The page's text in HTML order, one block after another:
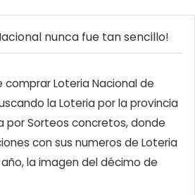
nunca fue tan sencillo!
comprar Loteria Nacional de
la Loteria por la provincia
por Sorteos concretos, donde
con sus numeros de Loteria
la imagen del décimo de